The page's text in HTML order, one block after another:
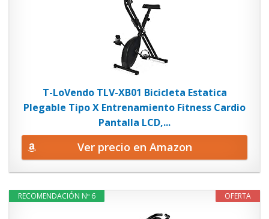
T-LoVendo TLV-XB01 Bicicleta Estatica
Plegable Tipo X Entrenamiento Fitness Cardio
Pantalla LCD,...
Ver precio en Amazon
OFERTA
RECOMENDACIÓN Nº 6